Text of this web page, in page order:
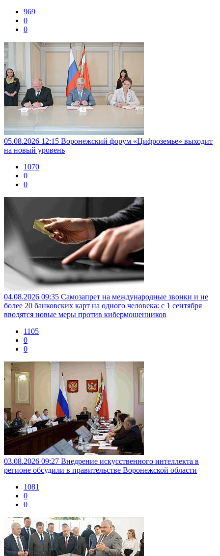
969
0
0
05.08.2026 12:15 Воронежский форум «Цифроземье» выходит
на новый уровень
1070
0
0
04.08.2026 09:35 Самозапрет на международные звонки и не
более 20 банковских карт на одного человека: с 1 сентября
вводятся новые меры против кибермошенников
1105
0
0
03.08.2026 09:27 Внедрение искусственного интеллекта в
регионе обсудили в правительстве Воронежской области
1081
0
0